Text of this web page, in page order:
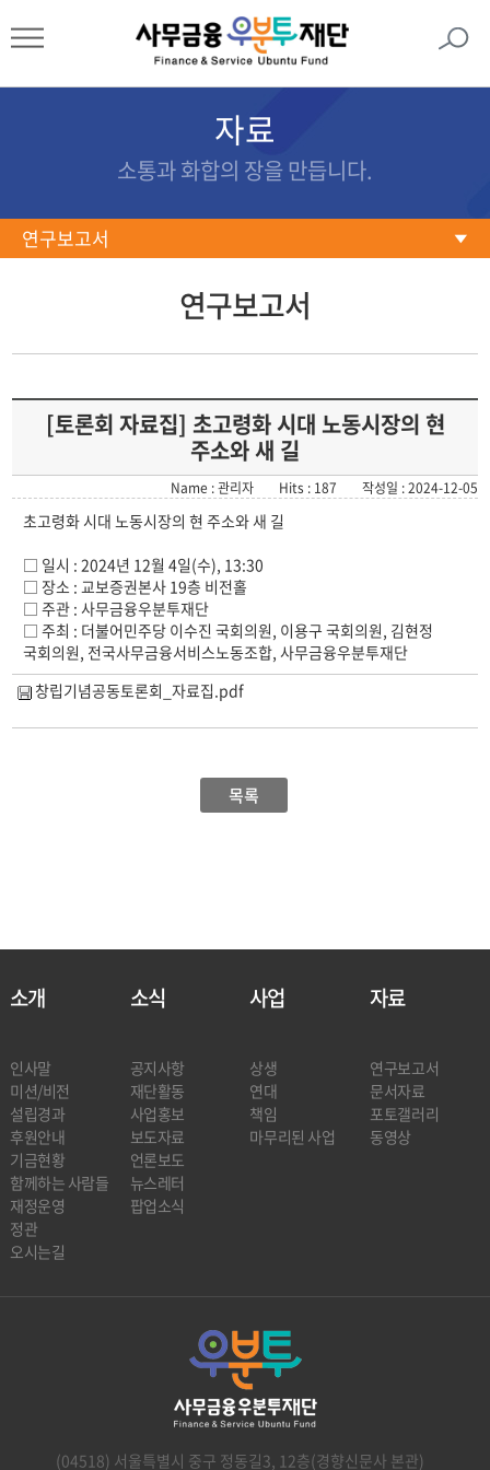
자료
소통과 화합의 장을 만듭니다.
연구보고서
포토갤러리
동영상
연구보고서
[토론회 자료집] 초고령화 시대 노동시장의 현
주소와 새 길
Name : 관리자 Hits : 187 작성일 : 2024-12-05
초고령화 시대 노동시장의 현 주소와 새 길
□ 일시 : 2024년 12월 4일(수), 13:30
□ 장소 : 교보증권본사 19층 비전홀
□ 주관 : 사무금융우분투재단
□ 주최 : 더불어민주당 이수진 국회의원, 이용구 국회의원, 김현정
국회의원, 전국사무금융서비스노동조합, 사무금융우분투재단
창립기념공동토론회_자료집.pdf
목록
소개
인사말
미션/비전
설립경과
후원안내
기금현황
함께하는 사람들
재정운영
정관
오시는길
소식
공지사항
재단활동
사업홍보
보도자료
언론보도
뉴스레터
팝업소식
사업
상생
연대
책임
마무리된 사업
자료
연구보고서
문서자료
포토갤러리
동영상
(04518) 서울특별시 중구 정동길3, 12층(경향신문사 본관)